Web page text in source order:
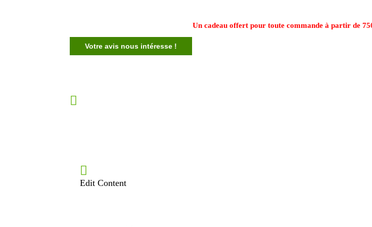
Un cadeau offert pour toute commande à partir de
Votre avis nous intéresse !
Edit Content